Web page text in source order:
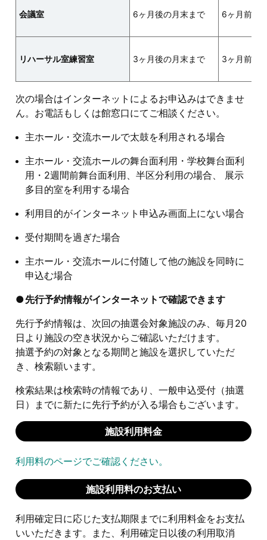
会議室 6ヶ月後の月末まで 6ヶ月前の7
リハーサル室練習室 3ヶ月後の月末まで 3ヶ月前の7
次の場合はインターネットによるお申込みはできませ
ん。お電話もしくは館窓口にてご相談ください。
主ホール・交流ホールで太鼓を利用される場合
主ホール・交流ホールの舞台面利用・学校舞台面利
用・2週間前舞台面利用、半区分利用の場合、 展示
多目的室を利用する場合
利用目的がインターネット申込み画面上にない場合
受付期間を過ぎた場合
主ホール・交流ホールに付随して他の施設を同時に
申込む場合
先行予約情報がインターネットで確認できます
先行予約情報は、次回の抽選会対象施設のみ、毎月20
日より施設の空き状況からご確認いただけます。
抽選予約の対象となる期間と施設を選択していただ
き、検索願います。
検索結果は検索時の情報であり、一般申込受付（抽選
日）までに新たに先行予約が入る場合もございます。
施設利用料金
利用料のページでご確認ください。
施設利用料のお支払い
利用確定日に応じた支払期限までに利用料金をお支払
いいただきます。また、利用確定日以後の利用取消